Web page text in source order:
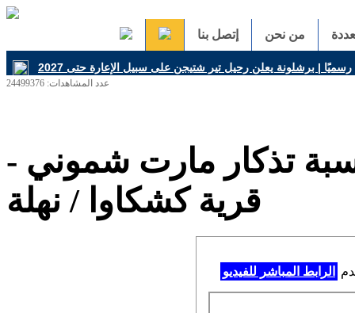
من نحن إتصل بنا
عدد المشاهدات: 24499376
تذكار مارت شموني -
قرية كشكاوا / نهلة
الرابط المباشر للفيديو